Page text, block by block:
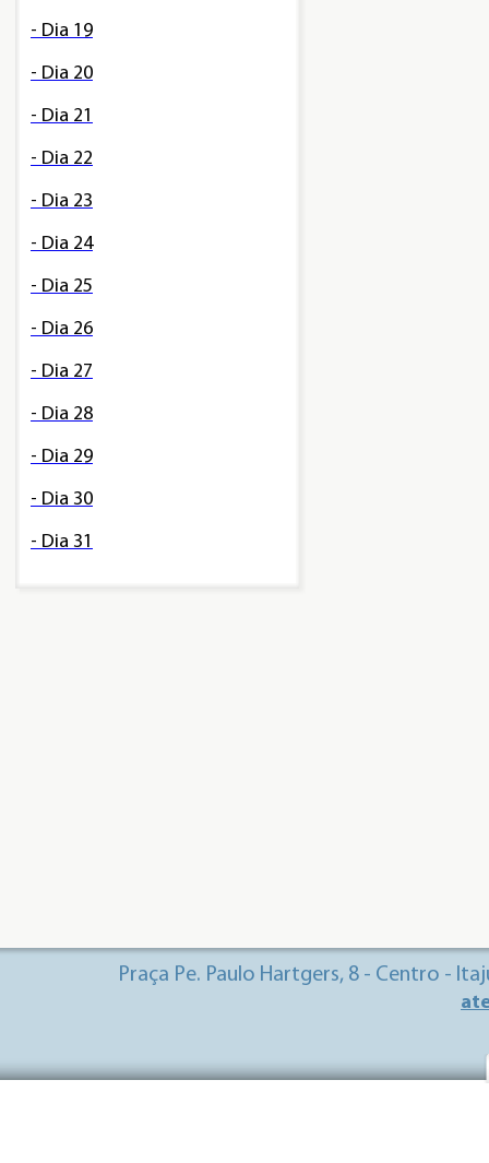
- Dia 19
- Dia 20
- Dia 21
- Dia 22
- Dia 23
- Dia 24
- Dia 25
- Dia 26
- Dia 27
- Dia 28
- Dia 29
- Dia 30
- Dia 31
Praça Pe. Paulo Hartgers, 8 - Centro -